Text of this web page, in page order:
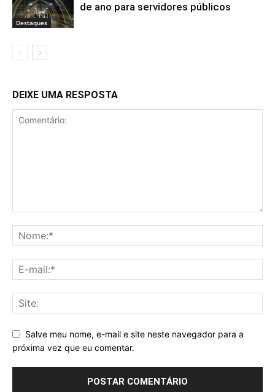
Destaques
de ano para servidores públicos
DEIXE UMA RESPOSTA
Salve meu nome, e-mail e site neste navegador para a
próxima vez que eu comentar.